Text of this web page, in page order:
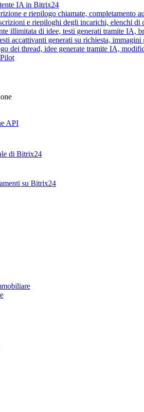
IA in Bitrix24
e riepilogo chiamate, completamento
e riepiloghi degli incarichi, elenchi di
illimitata di idee, testi generati tramite IA,
accattivanti generati su richiesta,
dei thread, idee generate tramite IA,
API
di Bitrix24
su Bitrix24